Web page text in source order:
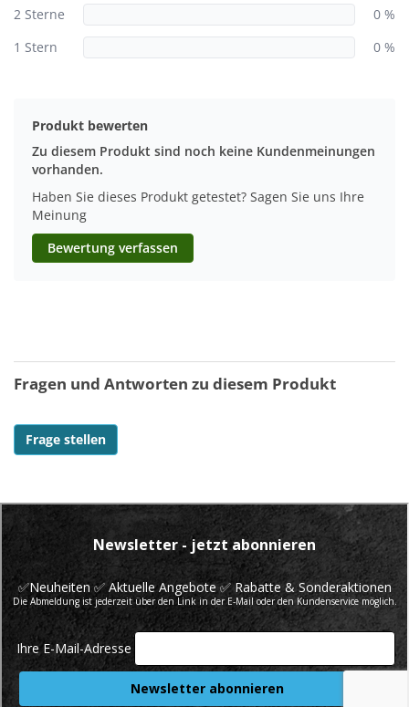
2 Sterne
0 %
1 Stern
0 %
Produkt bewerten
Zu diesem Produkt sind noch keine Kundenmeinungen
vorhanden.
Haben Sie dieses Produkt getestet? Sagen Sie uns Ihre
Meinung
Bewertung verfassen
Fragen und Antworten zu diesem Produkt
Frage stellen